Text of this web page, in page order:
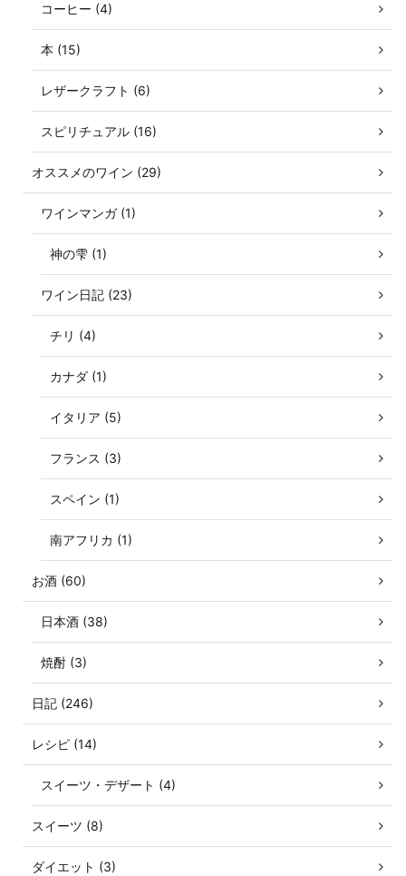
コーヒー (4)
本 (15)
レザークラフト (6)
スピリチュアル (16)
オススメのワイン (29)
ワインマンガ (1)
神の雫 (1)
ワイン日記 (23)
チリ (4)
カナダ (1)
イタリア (5)
フランス (3)
スペイン (1)
南アフリカ (1)
お酒 (60)
日本酒 (38)
焼酎 (3)
日記 (246)
レシピ (14)
スイーツ・デザート (4)
スイーツ (8)
ダイエット (3)